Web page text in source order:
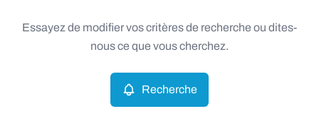
Terrain Remove
Recherche Trier par
Essayez de modifier vos critères de recherche ou dites-
nous ce que vous cherchez.
Recherche